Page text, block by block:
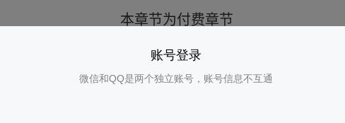
账号登录
微信和QQ是两个独立账号，账号信息不互通